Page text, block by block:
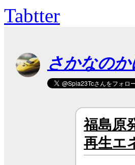
Tabtter
さかなの
福島原
再生エ